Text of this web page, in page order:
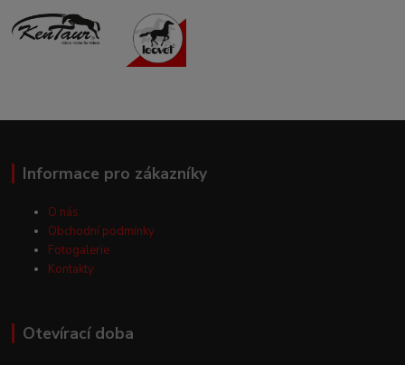
Informace pro zákazníky
O nás
Obchodní podmínky
Fotogalerie
Kontakty
Otevírací doba